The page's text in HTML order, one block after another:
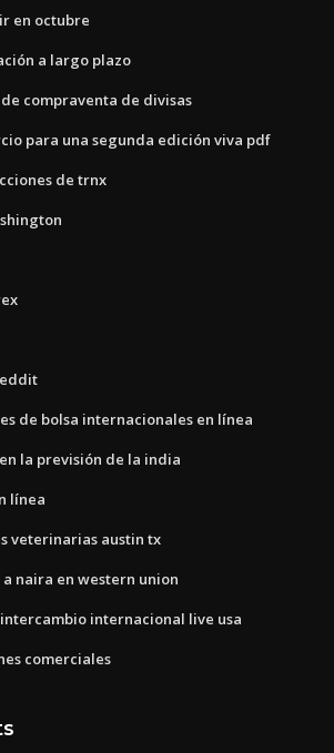
en octubre
a largo plazo
compraventa de divisas
para una segunda edición viva pdf
de trnx
de bolsa internacionales en línea
la previsión de la india
línea
veterinarias austin tx
naira en western union
internacional live usa
comerciales